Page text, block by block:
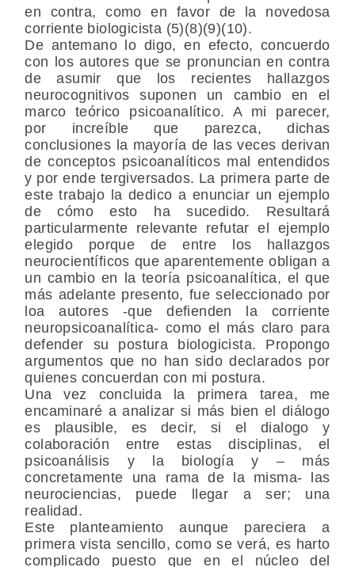
en contra, como en favor de la novedosa
corriente biologicista (5)(8)(9)(10).
De antemano lo digo, en efecto, concuerdo
con los autores que se pronuncian en contra
de asumir que los recientes hallazgos
neurocognitivos suponen un cambio en el
marco teórico psicoanalítico. A mi parecer,
por increíble que parezca, dichas
conclusiones la mayoría de las veces derivan
de conceptos psicoanalíticos mal entendidos
y por ende tergiversados. La primera parte de
este trabajo la dedico a enunciar un ejemplo
de cómo esto ha sucedido. Resultará
particularmente relevante refutar el ejemplo
elegido porque de entre los hallazgos
neurocientíficos que aparentemente obligan a
un cambio en la teoría psicoanalítica, el que
más adelante presento, fue seleccionado por
loa autores -que defienden la corriente
neuropsicoanalítica- como el más claro para
defender su postura biologicista. Propongo
argumentos que no han sido declarados por
quienes concuerdan con mi postura.
Una vez concluida la primera tarea, me
encaminaré a analizar si más bien el diálogo
es plausible, es decir, si el dialogo y
colaboración entre estas disciplinas, el
psicoanálisis y la biología y – más
concretamente una rama de la misma- las
neurociencias, puede llegar a ser; una
realidad.
Este planteamiento aunque pareciera a
primera vista sencillo, como se verá, es harto
complicado puesto que en el núcleo del